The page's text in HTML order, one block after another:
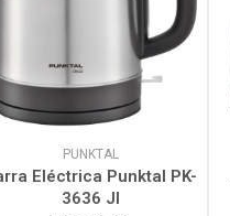
PUNKTAL
Eléctrica Punktal PK-
3636 JI